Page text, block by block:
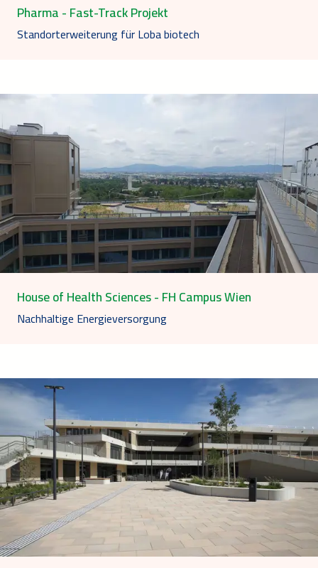
Pharma - Fast-Track Projekt
Standorterweiterung für Loba biotech
House of Health Sciences - FH Campus Wien
Nachhaltige Energieversorgung